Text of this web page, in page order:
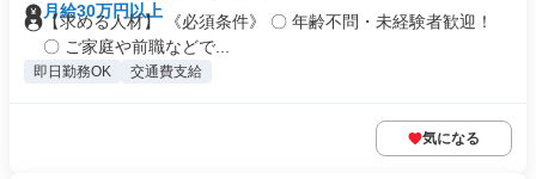
月給30万円以上
【求める人材】 《必須条件》 〇 年齢不問・未経験者歓迎！
〇 ご家庭や前職などで...
即日勤務OK 交通費支給
気になる